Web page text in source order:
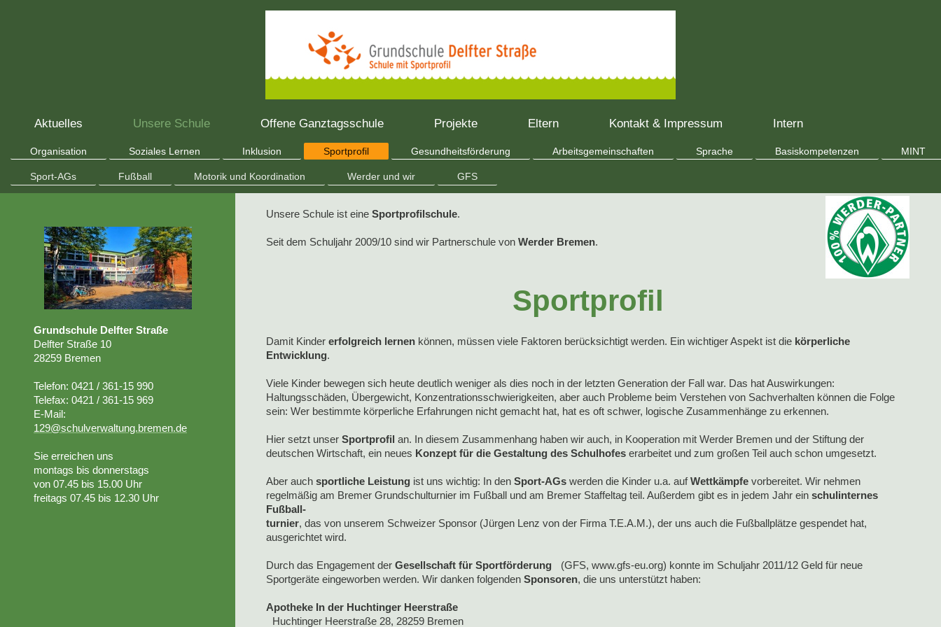
Aktuelles Unsere Schule Offene Ganztagsschule Projekte Eltern Kontakt & Impressum Intern
Organisation Soziales Lernen Inklusion Sportprofil Gesundheitsförderung Arbeitsgemeinschaften Sprache Basiskompetenzen MINT
Sport-AGs Fußball Motorik und Koordination Werder und wir GFS
Unsere Schule ist eine Sportprofilschule.
Seit dem Schuljahr 2009/10 sind wir Partnerschule von Werder Bremen.
Sportprofil
Damit Kinder erfolgreich lernen können, müssen viele Faktoren berücksichtigt werden. Ein wichtiger Aspekt ist die körperliche
Entwicklung.
Viele Kinder bewegen sich heute deutlich weniger als dies noch in der letzten Generation der Fall war. Das hat Auswirkungen:
Haltungsschäden, Übergewicht, Konzentrationsschwierigkeiten, aber auch Probleme beim Verstehen von Sachverhalten können die Folge
sein: Wer bestimmte körperliche Erfahrungen nicht gemacht hat, hat es oft schwer, logische Zusammenhänge zu erkennen.
Hier setzt unser Sportprofil an. In diesem Zusammenhang haben wir auch, in Kooperation mit Werder Bremen und der Stiftung der
deutschen Wirtschaft, ein neues Konzept für die Gestaltung des Schulhofes erarbeitet und zum großen Teil auch schon umgesetzt.
Aber auch sportliche Leistung ist uns wichtig: In den Sport-AGs werden die Kinder u.a. aufWettkämpfe vorbereitet. Wir nehmen
regelmäßig am Bremer Grundschulturnier im Fußball und am Bremer Staffeltag teil. Außerdem gibt es in jedem Jahr ein schulinternes
Fußball-
turnier, das von unserem Schweizer Sponsor (Jürgen Lenz von der Firma T.E.A.M.), der uns auch die Fußballplätze gespendet hat,
ausgerichtet wird.
Durch das Engagement der Gesellschaft für Sportförderung (GFS, www.gfs-eu.org) konnte im Schuljahr 2011/12 Geld für neue
Sportgeräte eingeworben werden. Wir danken folgenden Sponsoren, die uns unterstützt haben:
Apotheke In der Huchtinger Heerstraße
Huchtinger Heerstraße 28, 28259 Bremen
Grundschule Delfter Straße
Delfter Straße 10
28259 Bremen
Telefon: 0421 / 361-15 990
Telefax: 0421 / 361-15 969
E-Mail:
129@schulverwaltung.bremen.de
Sie erreichen uns
montags bis donnerstags
von 07.45 bis 15.00 Uhr
freitags 07.45 bis 12.30 Uhr